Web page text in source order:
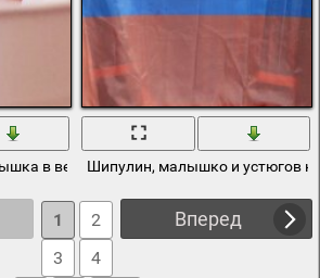
в ведре с опарой
Шипулин, малышко и устюгов
Вперед
1
2
3
4